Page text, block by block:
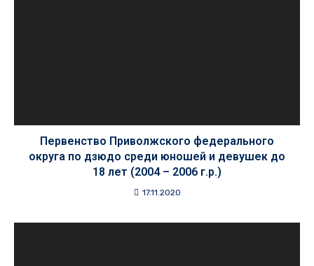
Первенство Приволжского федерального
округа по дзюдо среди юношей и девушек до
18 лет (2004 – 2006 г.р.)
17.11.2020